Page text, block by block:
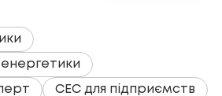
СЕС для пiдприємств